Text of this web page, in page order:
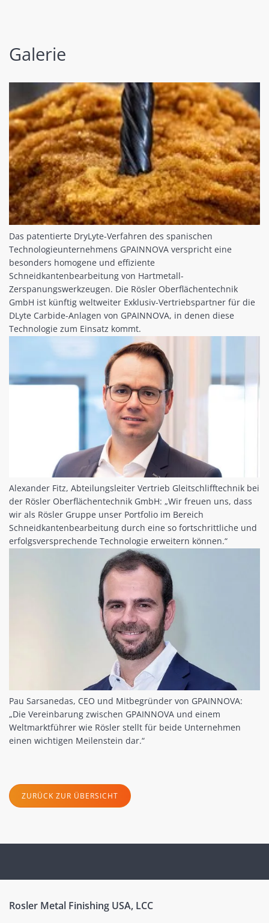
Galerie
Das patentierte DryLyte-Verfahren des spanischen
Technologieunternehmens GPAINNOVA verspricht eine
besonders homogene und effiziente
Schneidkantenbearbeitung von Hartmetall-
Zerspanungswerkzeugen. Die Rösler Oberflächentechnik
GmbH ist künftig weltweiter Exklusiv-Vertriebspartner für die
DLyte Carbide-Anlagen von GPAINNOVA, in denen diese
Technologie zum Einsatz kommt.
Alexander Fitz, Abteilungsleiter Vertrieb Gleitschlifftechnik bei
der Rösler Oberflächentechnik GmbH: „Wir freuen uns, dass
wir als Rösler Gruppe unser Portfolio im Bereich
Schneidkantenbearbeitung durch eine so fortschrittliche und
erfolgsversprechende Technologie erweitern können.“
Pau Sarsanedas, CEO und Mitbegründer von GPAINNOVA:
„Die Vereinbarung zwischen GPAINNOVA und einem
Weltmarktführer wie Rösler stellt für beide Unternehmen
einen wichtigen Meilenstein dar.“
ZURÜCK ZUR ÜBERSICHT
Rosler Metal Finishing USA, LCC